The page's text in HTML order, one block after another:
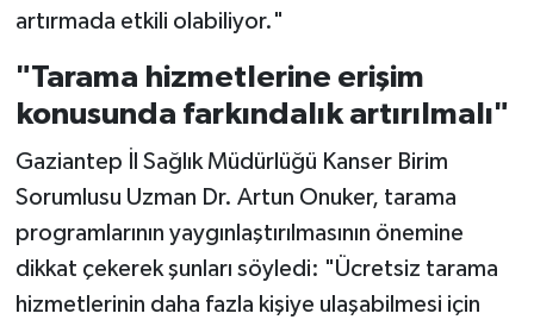
artırmada etkili olabiliyor."
"Tarama hizmetlerine erişim
konusunda farkındalık artırılmalı"
Gaziantep İl Sağlık Müdürlüğü Kanser Birim
Sorumlusu Uzman Dr. Artun Onuker, tarama
programlarının yaygınlaştırılmasının önemine
dikkat çekerek şunları söyledi: "Ücretsiz tarama
hizmetlerinin daha fazla kişiye ulaşabilmesi için